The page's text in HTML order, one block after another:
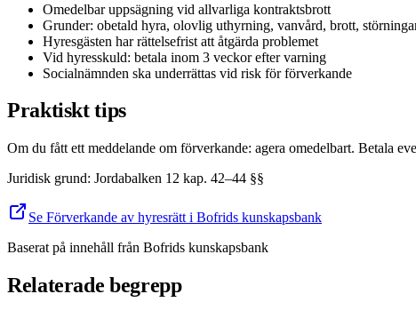
Omedelbar uppsägning vid allvarliga kontraktsbrott
Grunder: obetald hyra, olovlig uthyrning, vanvård, brott,
Hyresgästen har rättelsefrist att åtgärda problemet
Vid hyresskuld: betala inom 3 veckor efter varning
Socialnämnden ska underrättas vid risk för förverkande
Praktiskt tips
Om du fått ett meddelande om förverkande: agera omedelbart. Betala
Juridisk grund: Jordabalken 12 kap. 42–44 §§
Se Förverkande av hyresrätt i Bofrids kunskapsbank
Baserat på innehåll från Bofrids kunskapsbank
Relaterade begrepp